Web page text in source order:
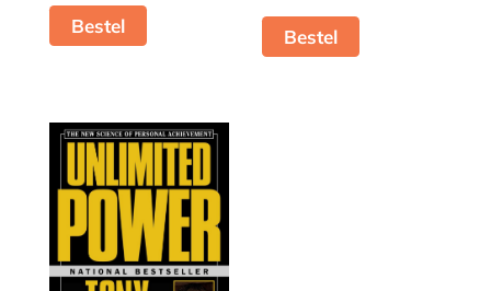
Bestel Bestel